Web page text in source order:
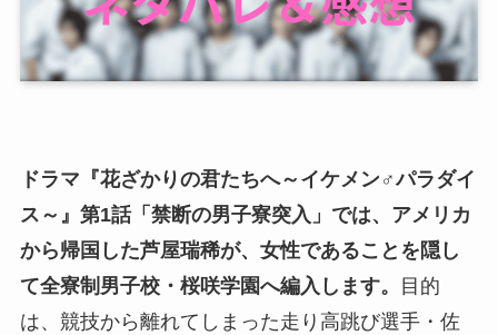
ドラマ『花ざかりの君たちへ～イケメン♂パラダイ
ス～』第1話「禁断の男子寮突入」では、アメリカ
から帰国した芦屋瑞稀が、女性であることを隠し
て全寮制男子校・桜咲学園へ編入します。
目的
は、競技から離れてしまった走り高跳び選手・佐